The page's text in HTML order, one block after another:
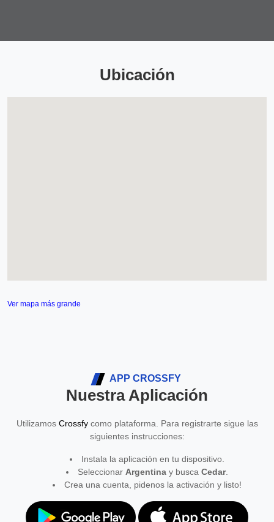
Ubicación
Ver mapa más grande
APP CROSSFY
Nuestra Aplicación
Utilizamos Crossfycomo plataforma. Para registrarte sigue las
siguientes instrucciones:
Instala la aplicación en tu dispositivo.
Seleccionar Argentinay busca Cedar.
Crea una cuenta, pidenos la activación y listo!